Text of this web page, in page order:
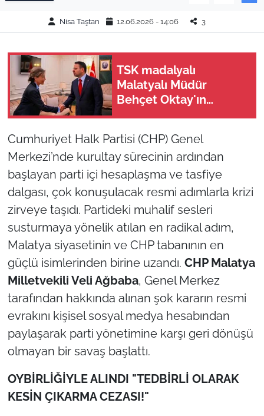
Nisa Taştan 12.06.2026 - 14:06 3
TSK madalyalı
Malatyalı Müdür
Behçet Oktay'ın
Gürlek devrede
Cumhuriyet Halk Partisi (CHP) Genel
Merkezi’nde kurultay sürecinin ardından
başlayan parti içi hesaplaşma ve tasfiye
dalgası, çok konuşulacak resmi adımlarla krizi
zirveye taşıdı. Partideki muhalif sesleri
susturmaya yönelik atılan en radikal adım,
Malatya siyasetinin ve CHP tabanının en
güçlü isimlerinden birine uzandı. CHP Malatya
Milletvekili Veli Ağbaba, Genel Merkez
tarafından hakkında alınan şok kararın resmi
evrakını kişisel sosyal medya hesabından
paylaşarak parti yönetimine karşı geri dönüşü
olmayan bir savaş başlattı.
OYBİRLİĞİYLE ALINDI "TEDBİRLİ OLARAK
KESİN ÇIKARMA CEZASI!"